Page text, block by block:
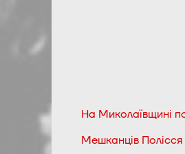
На Миколаївщині
Мешканців Полісся